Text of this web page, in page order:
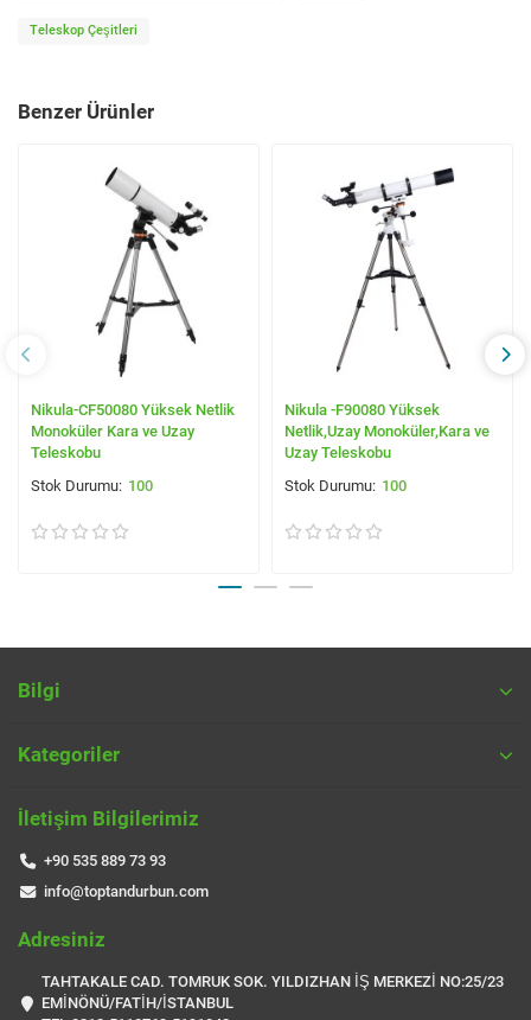
Teleskop Çeşitleri
Benzer Ürünler
Nikula-CF50080 Yüksek Netlik
Monoküler Kara ve Uzay
Teleskobu
100
Nikula -F90080 Yüksek
Netlik,Uzay Monoküler,Kara ve
Uzay Teleskobu
100
Bilgi
Kategoriler
İletişim Bilgilerimiz
+90 535 889 73 93
info@toptandurbun.com
Adresiniz
TAHTAKALE CAD. TOMRUK SOK. YILDIZHAN İŞ MERKEZİ NO:25/23
EMİNÖNÜ/FATİH/İSTANBUL